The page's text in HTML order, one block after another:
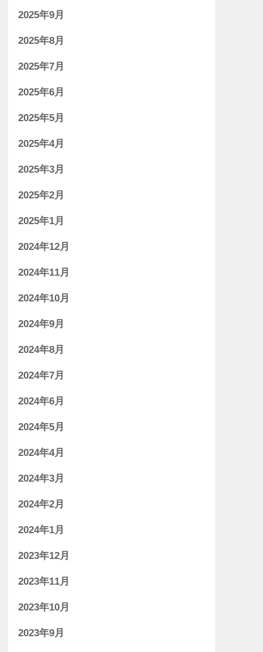
2025年9月
2025年8月
2025年7月
2025年6月
2025年5月
2025年4月
2025年3月
2025年2月
2025年1月
2024年12月
2024年11月
2024年10月
2024年9月
2024年8月
2024年7月
2024年6月
2024年5月
2024年4月
2024年3月
2024年2月
2024年1月
2023年12月
2023年11月
2023年10月
2023年9月